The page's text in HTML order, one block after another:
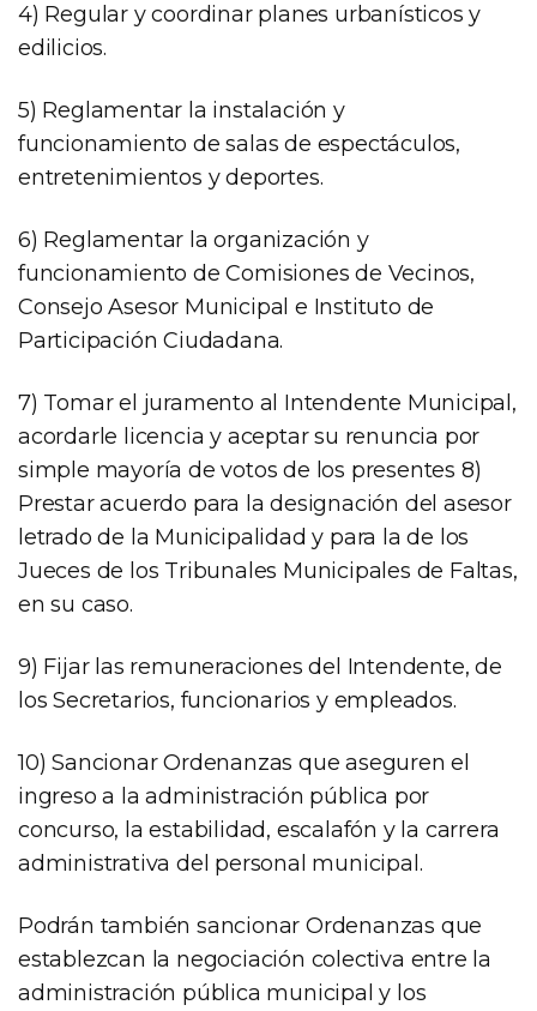
4) Regular y coordinar planes urbanísticos y
edilicios.
5) Reglamentar la instalación y
funcionamiento de salas de espectáculos,
entretenimientos y deportes.
6) Reglamentar la organización y
funcionamiento de Comisiones de Vecinos,
Consejo Asesor Municipal e Instituto de
Participación Ciudadana.
7) Tomar el juramento al Intendente Municipal,
acordarle licencia y aceptar su renuncia por
simple mayoría de votos de los presentes 8)
Prestar acuerdo para la designación del asesor
letrado de la Municipalidad y para la de los
Jueces de los Tribunales Municipales de Faltas,
en su caso.
9) Fijar las remuneraciones del Intendente, de
los Secretarios, funcionarios y empleados.
10) Sancionar Ordenanzas que aseguren el
ingreso a la administración pública por
concurso, la estabilidad, escalafón y la carrera
administrativa del personal municipal.
Podrán también sancionar Ordenanzas que
establezcan la negociación colectiva entre la
administración pública municipal y los